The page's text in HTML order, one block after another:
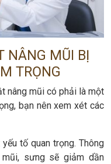
NÂNG MŨI BỊ
TRỌNG
nâng mũi có phải là một
bạn nên xem xét các
tố quan trọng. Thông
sưng sẽ giảm dần